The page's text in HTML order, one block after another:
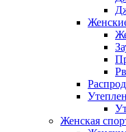
Женская